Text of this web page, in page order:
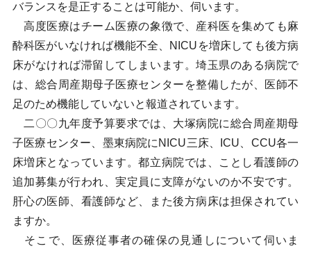
バランスを是正することは可能か、伺います。
高度医療はチーム医療の象徴で、産科医を集めても麻
酔科医がいなければ機能不全、NICUを増床しても後方病
床がなければ滞留してしまいます。埼玉県のある病院で
は、総合周産期母子医療センターを整備したが、医師不
足のため機能していないと報道されています。
二〇〇九年度予算要求では、大塚病院に総合周産期母
子医療センター、墨東病院にNICU三床、ICU、CCU各一
床増床となっています。都立病院では、ことし看護師の
追加募集が行われ、実定員に支障がないのか不安です。
肝心の医師、看護師など、また後方病床は担保されてい
ますか。
そこで、医療従事者の確保の見通しについて伺いま